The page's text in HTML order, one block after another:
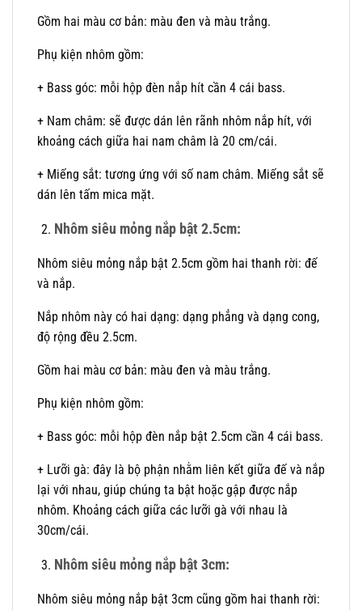
Gồm hai màu cơ bản: màu đen và màu trắng.
Phụ kiện nhôm gồm:
+ Bass góc: mỗi hộp đèn nắp hít cần 4 cái bass.
+ Nam châm: sẽ được dán lên rãnh nhôm nắp hít, với
khoảng cách giữa hai nam châm là 20 cm/cái.
+ Miếng sắt: tương ứng với số nam châm. Miếng sắt sẽ
dán lên tấm mica mặt.
Nhôm siêu mỏng nắp bật 2.5cm:
Nhôm siêu mỏng nắp bật 2.5cm gồm hai thanh rời: đế
và nắp.
Nắp nhôm này có hai dạng: dạng phẳng và dạng cong,
độ rộng đều 2.5cm.
Gồm hai màu cơ bản: màu đen và màu trắng.
Phụ kiện nhôm gồm:
+ Bass góc: mỗi hộp đèn nắp bật 2.5cm cần 4 cái bass.
+ Lưỡi gà: đây là bộ phận nhằm liên kết giữa đế và nắp
lại với nhau, giúp chúng ta bật hoặc gập được nắp
nhôm. Khoảng cách giữa các lưỡi gà với nhau là
30cm/cái.
Nhôm siêu mỏng nắp bật 3cm:
Nhôm siêu mỏng nắp bật 3cm cũng gồm hai thanh rời: